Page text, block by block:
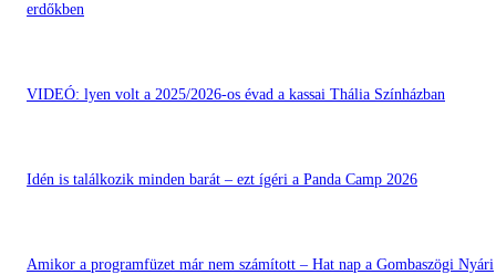
erdőkben
VIDEÓ: lyen volt a 2025/2026-os évad a kassai Thália Színházban
Idén is találkozik minden barát – ezt ígéri a Panda Camp 2026
Amikor a programfüzet már nem számított – Hat nap a Gombaszögi Nyári